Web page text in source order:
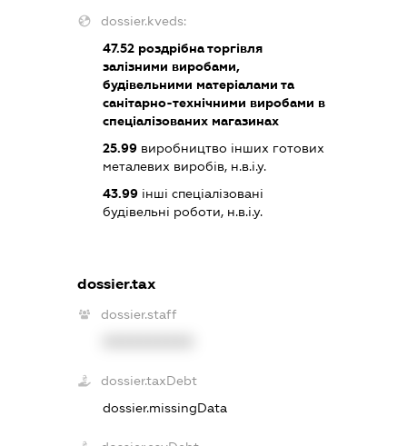
dossier.kveds:
47.52роздрібна торгівля
залізними виробами,
будівельними матеріалами та
санітарно-технічними виробами в
спеціалізованих магазинах
25.99виробництво інших готових
металевих виробів, н.в.і.у.
43.99інші спеціалізовані
будівельні роботи, н.в.і.у.
dossier.tax
dossier.staff
dossier.taxDebt
dossier.missingData